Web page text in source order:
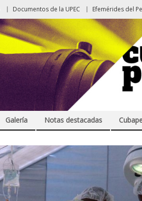
Documentos de la UPEC Efemérides del
Galería Notas destacadas